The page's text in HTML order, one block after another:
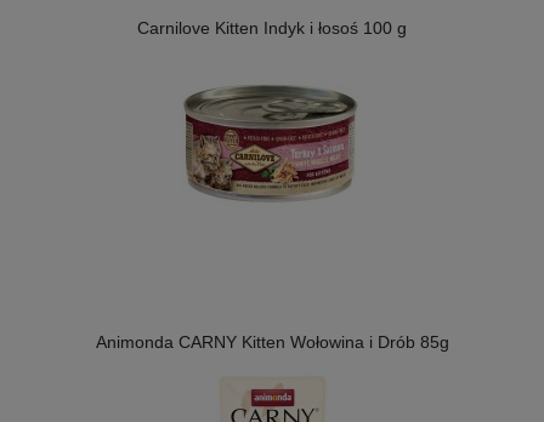
Carnilove Kitten Indyk i łosoś 100 g
Animonda CARNY Kitten Wołowina i Drób 85g